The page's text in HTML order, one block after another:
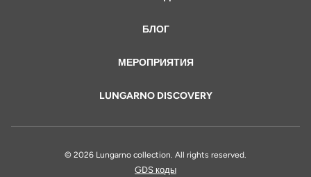
БЛОГ
МЕРОПРИЯТИЯ
LUNGARNO DISCOVERY
© 2026 Lungarno collection. All rights reserved.
GDS коды